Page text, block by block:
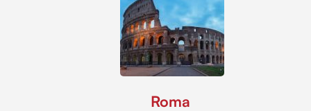
Roma